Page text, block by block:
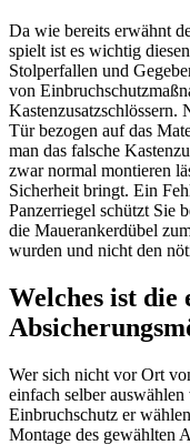
Da wie bereits erwähnt
spielt ist es wichtig
Stolperfallen und
von
Kastenzusatzschlössern.
Tür bezogen auf das
man das falsche
zwar normal montieren
Sicherheit bringt. Ein
Panzerriegel schützt Sie
die Mauerankerdübel
wurden und nicht den
Welches ist die
Wer sich nicht vor Ort
einfach selber
Einbruchschutz er
Montage des gewählten